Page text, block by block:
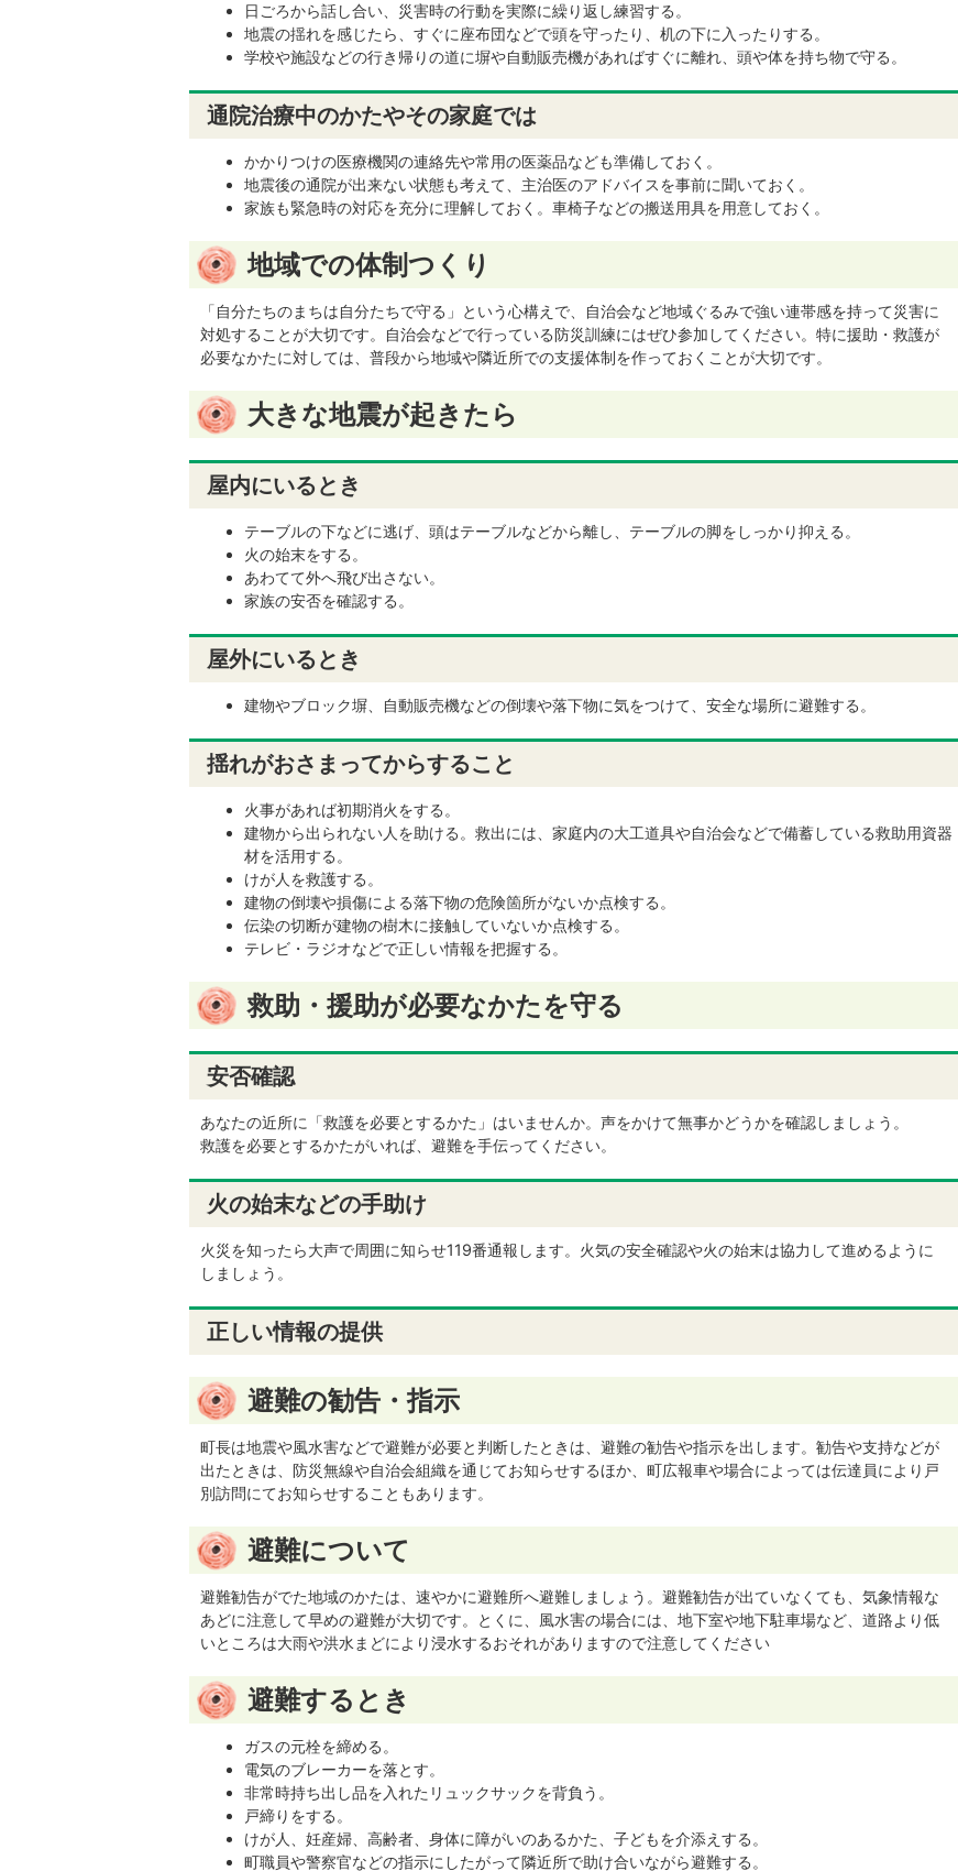
日ごろから話し合い、災害時の行動を実際に繰り返し練習する。
地震の揺れを感じたら、すぐに座布団などで頭を守ったり、机の下に入ったりする。
学校や施設などの行き帰りの道に塀や自動販売機があればすぐに離れ、頭や体を持ち物で守る。
通院治療中のかたやその家庭では
かかりつけの医療機関の連絡先や常用の医薬品なども準備しておく。
地震後の通院が出来ない状態も考えて、主治医のアドバイスを事前に聞いておく。
家族も緊急時の対応を充分に理解しておく。車椅子などの搬送用具を用意しておく。
地域での体制つくり
「自分たちのまちは自分たちで守る」という心構えで、自治会など地域ぐるみで強い連帯感を持って災害に
対処することが大切です。自治会などで行っている防災訓練にはぜひ参加してください。特に援助・救護が
必要なかたに対しては、普段から地域や隣近所での支援体制を作っておくことが大切です。
大きな地震が起きたら
屋内にいるとき
テーブルの下などに逃げ、頭はテーブルなどから離し、テーブルの脚をしっかり抑える。
火の始末をする。
あわてて外へ飛び出さない。
家族の安否を確認する。
屋外にいるとき
建物やブロック塀、自動販売機などの倒壊や落下物に気をつけて、安全な場所に避難する。
揺れがおさまってからすること
火事があれば初期消火をする。
建物から出られない人を助ける。救出には、家庭内の大工道具や自治会などで備蓄している救助用資器
材を活用する。
けが人を救護する。
建物の倒壊や損傷による落下物の危険箇所がないか点検する。
伝染の切断が建物の樹木に接触していないか点検する。
テレビ・ラジオなどで正しい情報を把握する。
救助・援助が必要なかたを守る
安否確認
あなたの近所に「救護を必要とするかた」はいませんか。声をかけて無事かどうかを確認しましょう。
救護を必要とするかたがいれば、避難を手伝ってください。
火の始末などの手助け
火災を知ったら大声で周囲に知らせ119番通報します。火気の安全確認や火の始末は協力して進めるように
しましょう。
正しい情報の提供
避難の勧告・指示
町長は地震や風水害などで避難が必要と判断したときは、避難の勧告や指示を出します。勧告や支持などが
出たときは、防災無線や自治会組織を通じてお知らせするほか、町広報車や場合によっては伝達員により戸
別訪問にてお知らせすることもあります。
避難について
避難勧告がでた地域のかたは、速やかに避難所へ避難しましょう。避難勧告が出ていなくても、気象情報な
あどに注意して早めの避難が大切です。とくに、風水害の場合には、地下室や地下駐車場など、道路より低
いところは大雨や洪水まどにより浸水するおそれがありますので注意してください
避難するとき
ガスの元栓を締める。
電気のブレーカーを落とす。
非常時持ち出し品を入れたリュックサックを背負う。
戸締りをする。
けが人、妊産婦、高齢者、身体に障がいのあるかた、子どもを介添えする。
町職員や警察官などの指示にしたがって隣近所で助け合いながら避難する。